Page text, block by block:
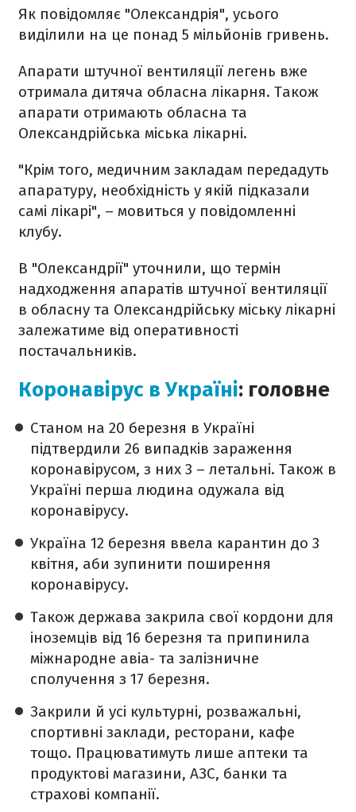
Як повідомляє "Олександрія", усього
виділили на це понад 5 мільйонів гривень.
Апарати штучної вентиляції легень вже
отримала дитяча обласна лікарня. Також
апарати отримають обласна та
Олександрійська міська лікарні.
"Крім того, медичним закладам передадуть
апаратуру, необхідність у якій підказали
самі лікарі", – мовиться у повідомленні
клубу.
В "Олександрії" уточнили, що термін
надходження апаратів штучної вентиляції
в обласну та Олександрійську міську лікарні
залежатиме від оперативності
постачальників.
Коронавірус в Україні: головне
Станом на 20 березня в Україні
підтвердили 26 випадків зараження
коронавірусом, з них 3 – летальні. Також в
Україні перша людина одужала від
коронавірусу.
Україна 12 березня ввела карантин до 3
квітня, аби зупинити поширення
коронавірусу.
Також держава закрила свої кордони для
іноземців від 16 березня та припинила
міжнародне авіа- та залізничне
сполучення з 17 березня.
Закрили й усі культурні, розважальні,
спортивні заклади, ресторани, кафе
тощо. Працюватимуть лише аптеки та
продуктові магазини, АЗС, банки та
страхові компанії.